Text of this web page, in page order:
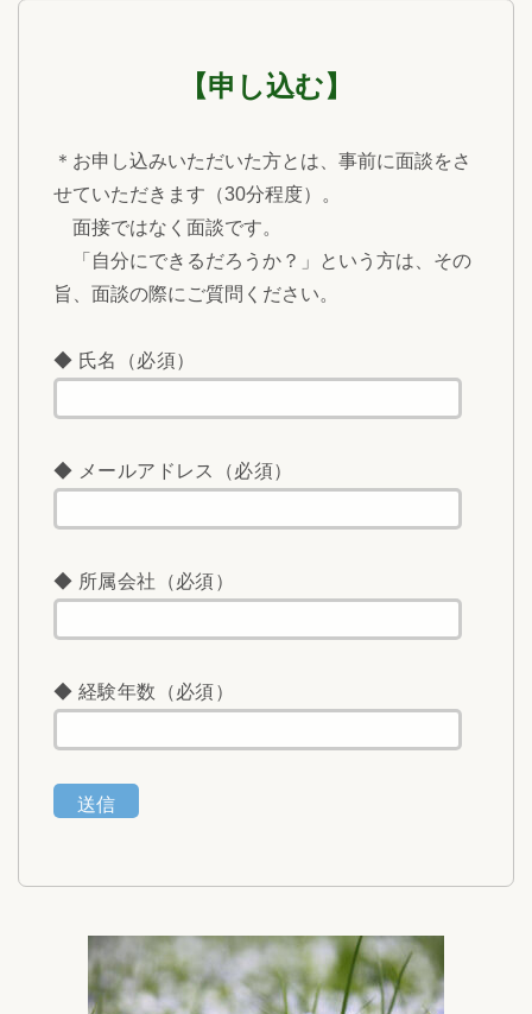
【申し込む】
＊お申し込みいただいた方とは、事前に面談をさ
せていただきます（30分程度）。
面接ではなく面談です。
「自分にできるだろうか？」という方は、その
旨、面談の際にご質問ください。
◆ 氏名（必須）
◆ メールアドレス（必須）
◆ 所属会社（必須）
◆ 経験年数（必須）